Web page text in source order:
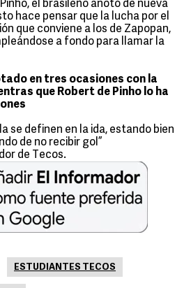
el brasileño anotó de nueva
hace pensar que la lucha por el
que conviene a los de Zapopan,
a fondo para llamar la
en tres ocasiones con la
que Robert de Pinho lo ha
se definen en la ida, estando bien
de no recibir gol”
de Tecos.
ESTUDIANTES TECOS